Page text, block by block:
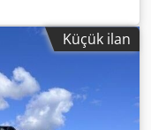
ünitelere kadar
dizi Atlas Copco
güvenilir
çözüm. - Geniş
etkili sipariş
kompresörleri
Küçük ilan